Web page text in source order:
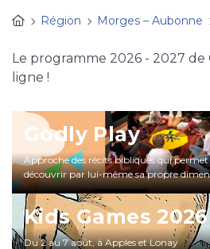
Région
Morges – Aubonne
Le programme 2026 - 2027 de
ligne !
Godly Play
Approche des récits bibliques qui
découvrir par lui-même sa propre
Kids Games 2026
Du 2 au 7 août, à Apples et Lonay